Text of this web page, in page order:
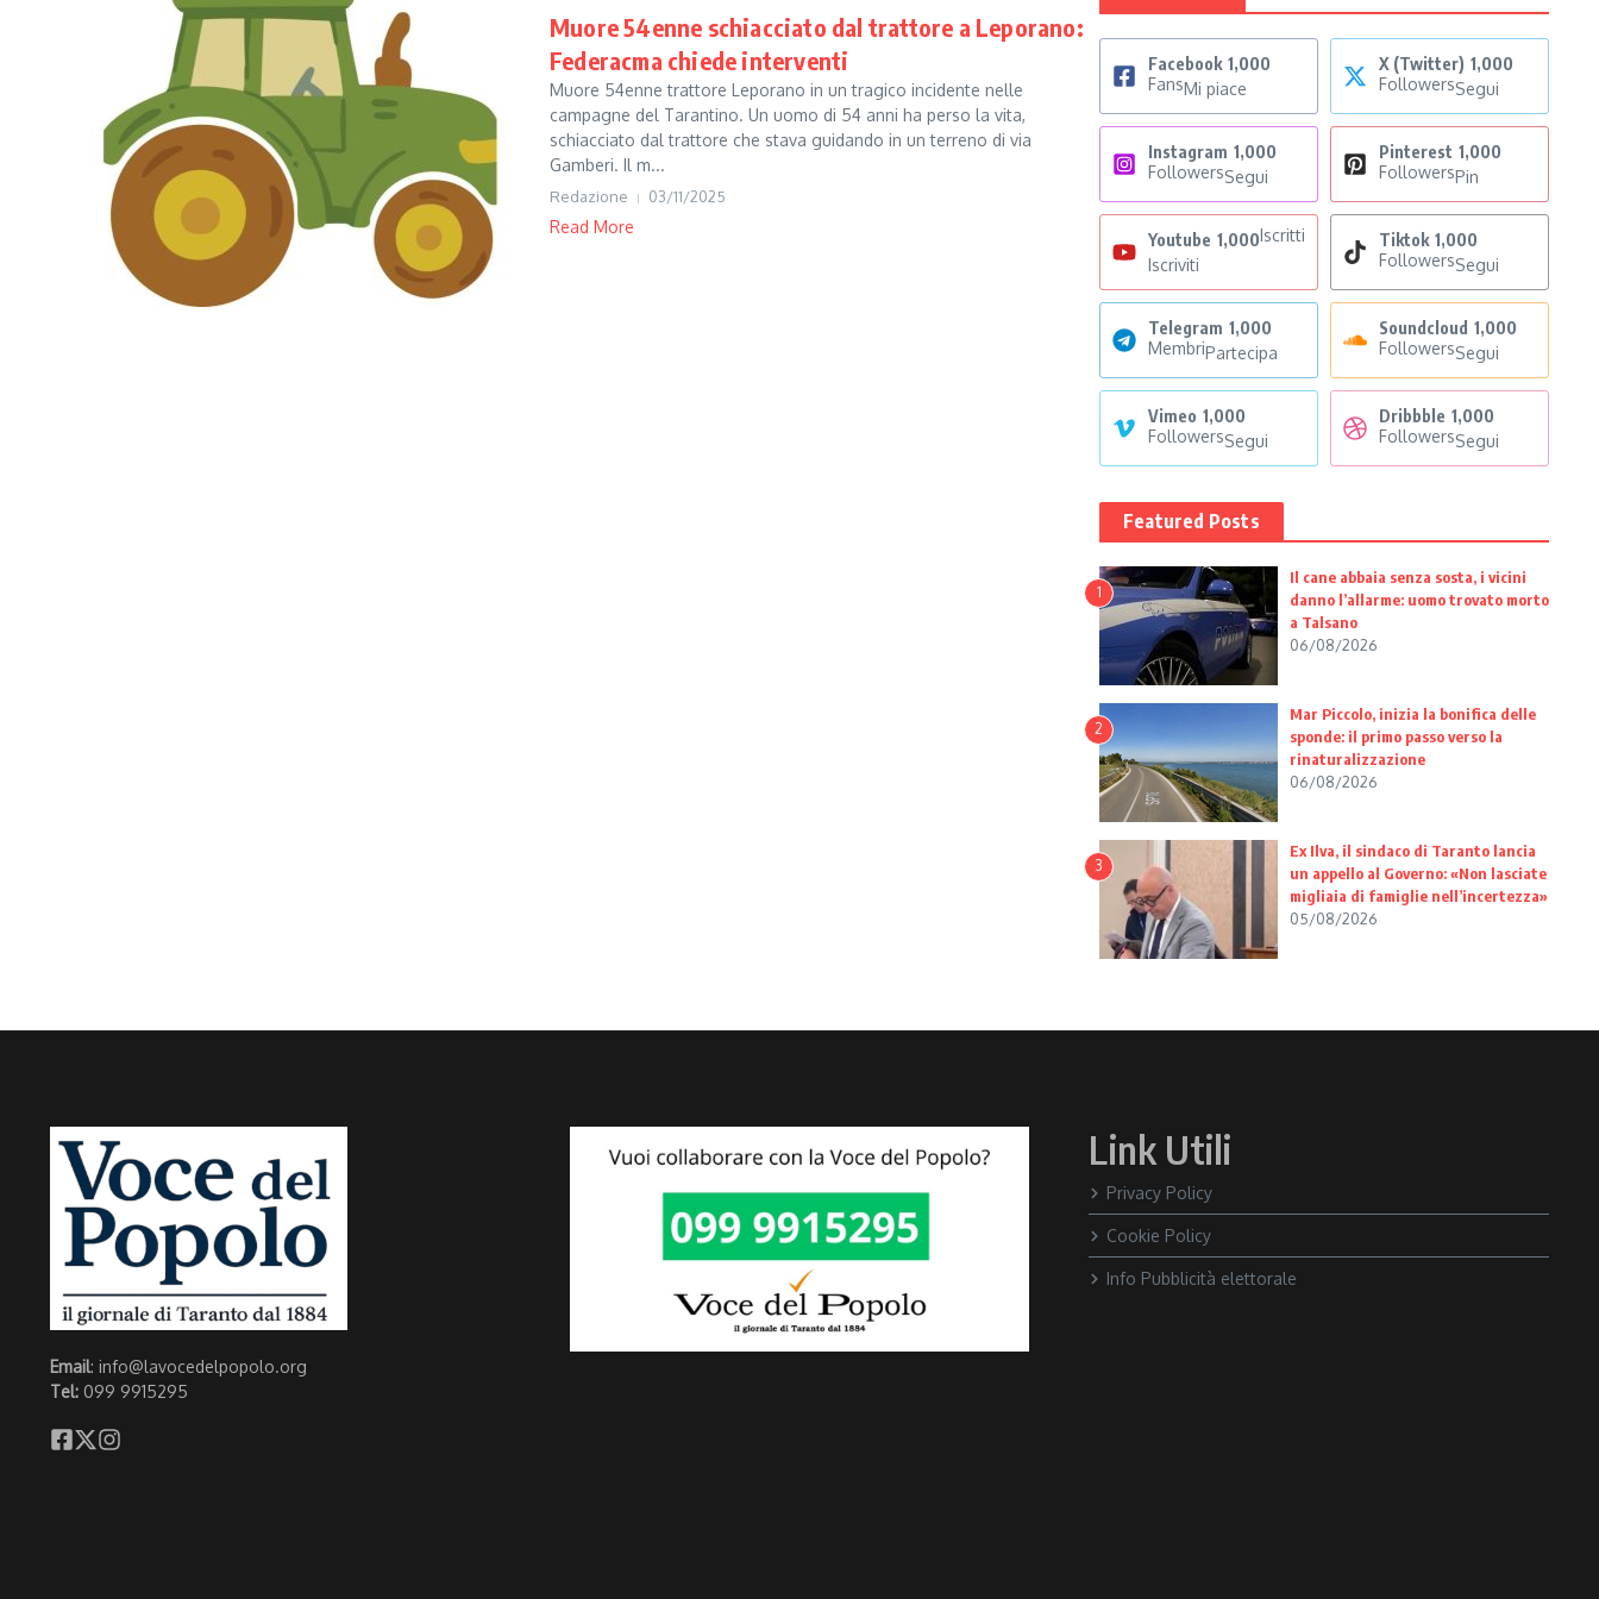
Muore 54enne schiacciato dal trattore a Leporano:
Federacma chiede interventi
Muore 54enne trattore Leporano in un tragico incidente nelle
campagne del Tarantino. Un uomo di 54 anni ha perso la vita,
schiacciato dal trattore che stava guidando in un terreno di via
Gamberi. Il m...
Redazione 03/11/2025
Read More
Facebook 1,000
FansMi piace
X (Twitter) 1,000
FollowersSegui
Instagram 1,000
FollowersSegui
Pinterest 1,000
FollowersPin
Youtube 1,000Iscritti
Iscriviti
Tiktok 1,000
FollowersSegui
Telegram 1,000
MembriPartecipa
Soundcloud 1,000
FollowersSegui
Vimeo 1,000
FollowersSegui
Dribbble 1,000
FollowersSegui
Featured Posts
1
Il cane abbaia senza sosta, i vicini
danno l’allarme: uomo trovato morto
a Talsano
06/08/2026
2
Mar Piccolo, inizia la bonifica delle
sponde: il primo passo verso la
rinaturalizzazione
06/08/2026
3
Ex Ilva, il sindaco di Taranto lancia
un appello al Governo: «Non lasciate
migliaia di famiglie nell’incertezza»
05/08/2026
Email: info@lavocedelpopolo.org
Tel: 099 9915295
Link Utili
Privacy Policy
Cookie Policy
Info Pubblicità elettorale